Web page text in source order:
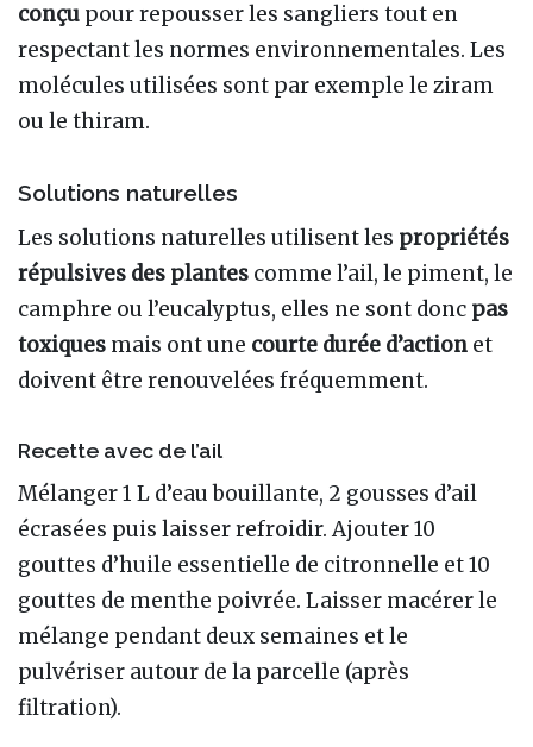
conçu pour repousser les sangliers tout en
respectant les normes environnementales. Les
molécules utilisées sont par exemple le ziram
ou le thiram.
Solutions naturelles
Les solutions naturelles utilisent les propriétés
répulsives des plantes comme l’ail, le piment, le
camphre ou l’eucalyptus, elles ne sont donc pas
toxiques mais ont une courte durée d’action et
doivent être renouvelées fréquemment.
Recette avec de l’ail
Mélanger 1 L d’eau bouillante, 2 gousses d’ail
écrasées puis laisser refroidir. Ajouter 10
gouttes d’huile essentielle de citronnelle et 10
gouttes de menthe poivrée. Laisser macérer le
mélange pendant deux semaines et le
pulvériser autour de la parcelle (après
filtration).